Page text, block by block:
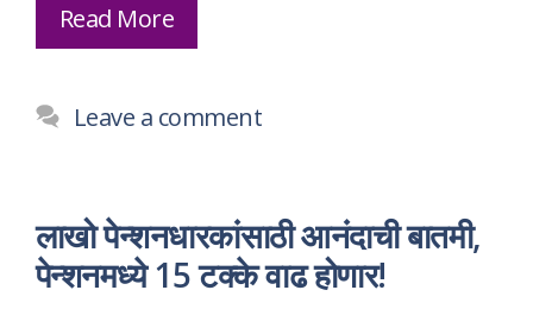
Read More
Leave a comment
लाखो पेन्शनधारकांसाठी आनंदाची बातमी,
पेन्शनमध्ये 15 टक्के वाढ होणार!